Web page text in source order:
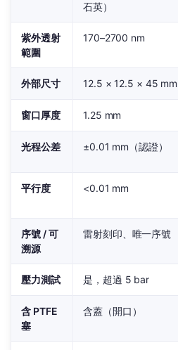
石英）
紫外透射
範圍
170–2700 nm
外部尺寸 12.5 × 12.5 × 45 mm
窗口厚度 1.25 mm
光程公差 ±0.01 mm（認證）
平行度 <0.01 mm
序號 / 可
溯源
雷射刻印、唯一序號
壓力測試 是，超過 5 bar
含 PTFE
塞
含蓋（開口）